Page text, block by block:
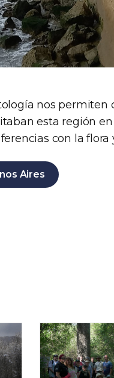
nos permiten
esta región
con la flora
Aires